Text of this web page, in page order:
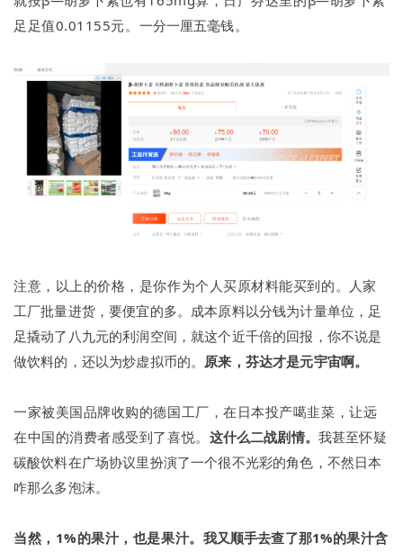
足足值0.01155元。 一分一厘五毫钱。
注意，以上的价格，是你作为个人买原材料能买到的。 人家
工厂批量进货，要便宜的多。 成本原料以分钱为计量单位，足
足撬动了八九元的利润空间，就这个近千倍的回报，你不说是
做饮料的，还以为炒虚拟币的。 原来，芬达才是元宇宙啊。
一家被美国品牌收购的德国工厂，在日本投产噶韭菜，让远
在中国的消费者感受到了喜悦。 这什么二战剧情。 我甚至怀疑
碳酸饮料在广场协议里扮演了一个很不光彩的角色，不然日本
咋那么多泡沫。
当然，1%的果汁，也是果汁。 我又顺手去查了那1%的果汁含